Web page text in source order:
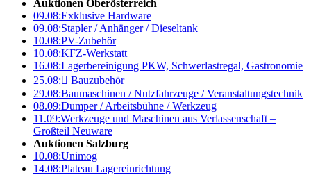
Auktionen Oberösterreich
09.08:Exklusive Hardware
09.08:Stapler / Anhänger / Dieseltank
10.08:PV-Zubehör
10.08:KFZ-Werkstatt
16.08:Lagerbereinigung PKW, Schwerlastregal, Gastronomie
25.08: Bauzubehör
29.08:Baumaschinen / Nutzfahrzeuge / Veranstaltungstechnik
08.09:Dumper / Arbeitsbühne / Werkzeug
11.09:Werkzeuge und Maschinen aus Verlassenschaft –
Großteil Neuware
Auktionen Salzburg
10.08:Unimog
14.08:Plateau Lagereinrichtung